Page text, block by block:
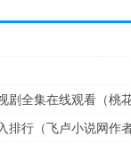
剧全集在线观看（桃
排行（飞卢小说网作者